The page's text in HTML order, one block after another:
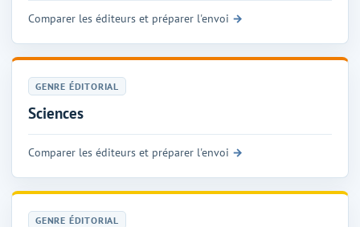
Comparer les éditeurs et préparer l'envoi
GENRE ÉDITORIAL
Sciences
Comparer les éditeurs et préparer l'envoi
GENRE ÉDITORIAL